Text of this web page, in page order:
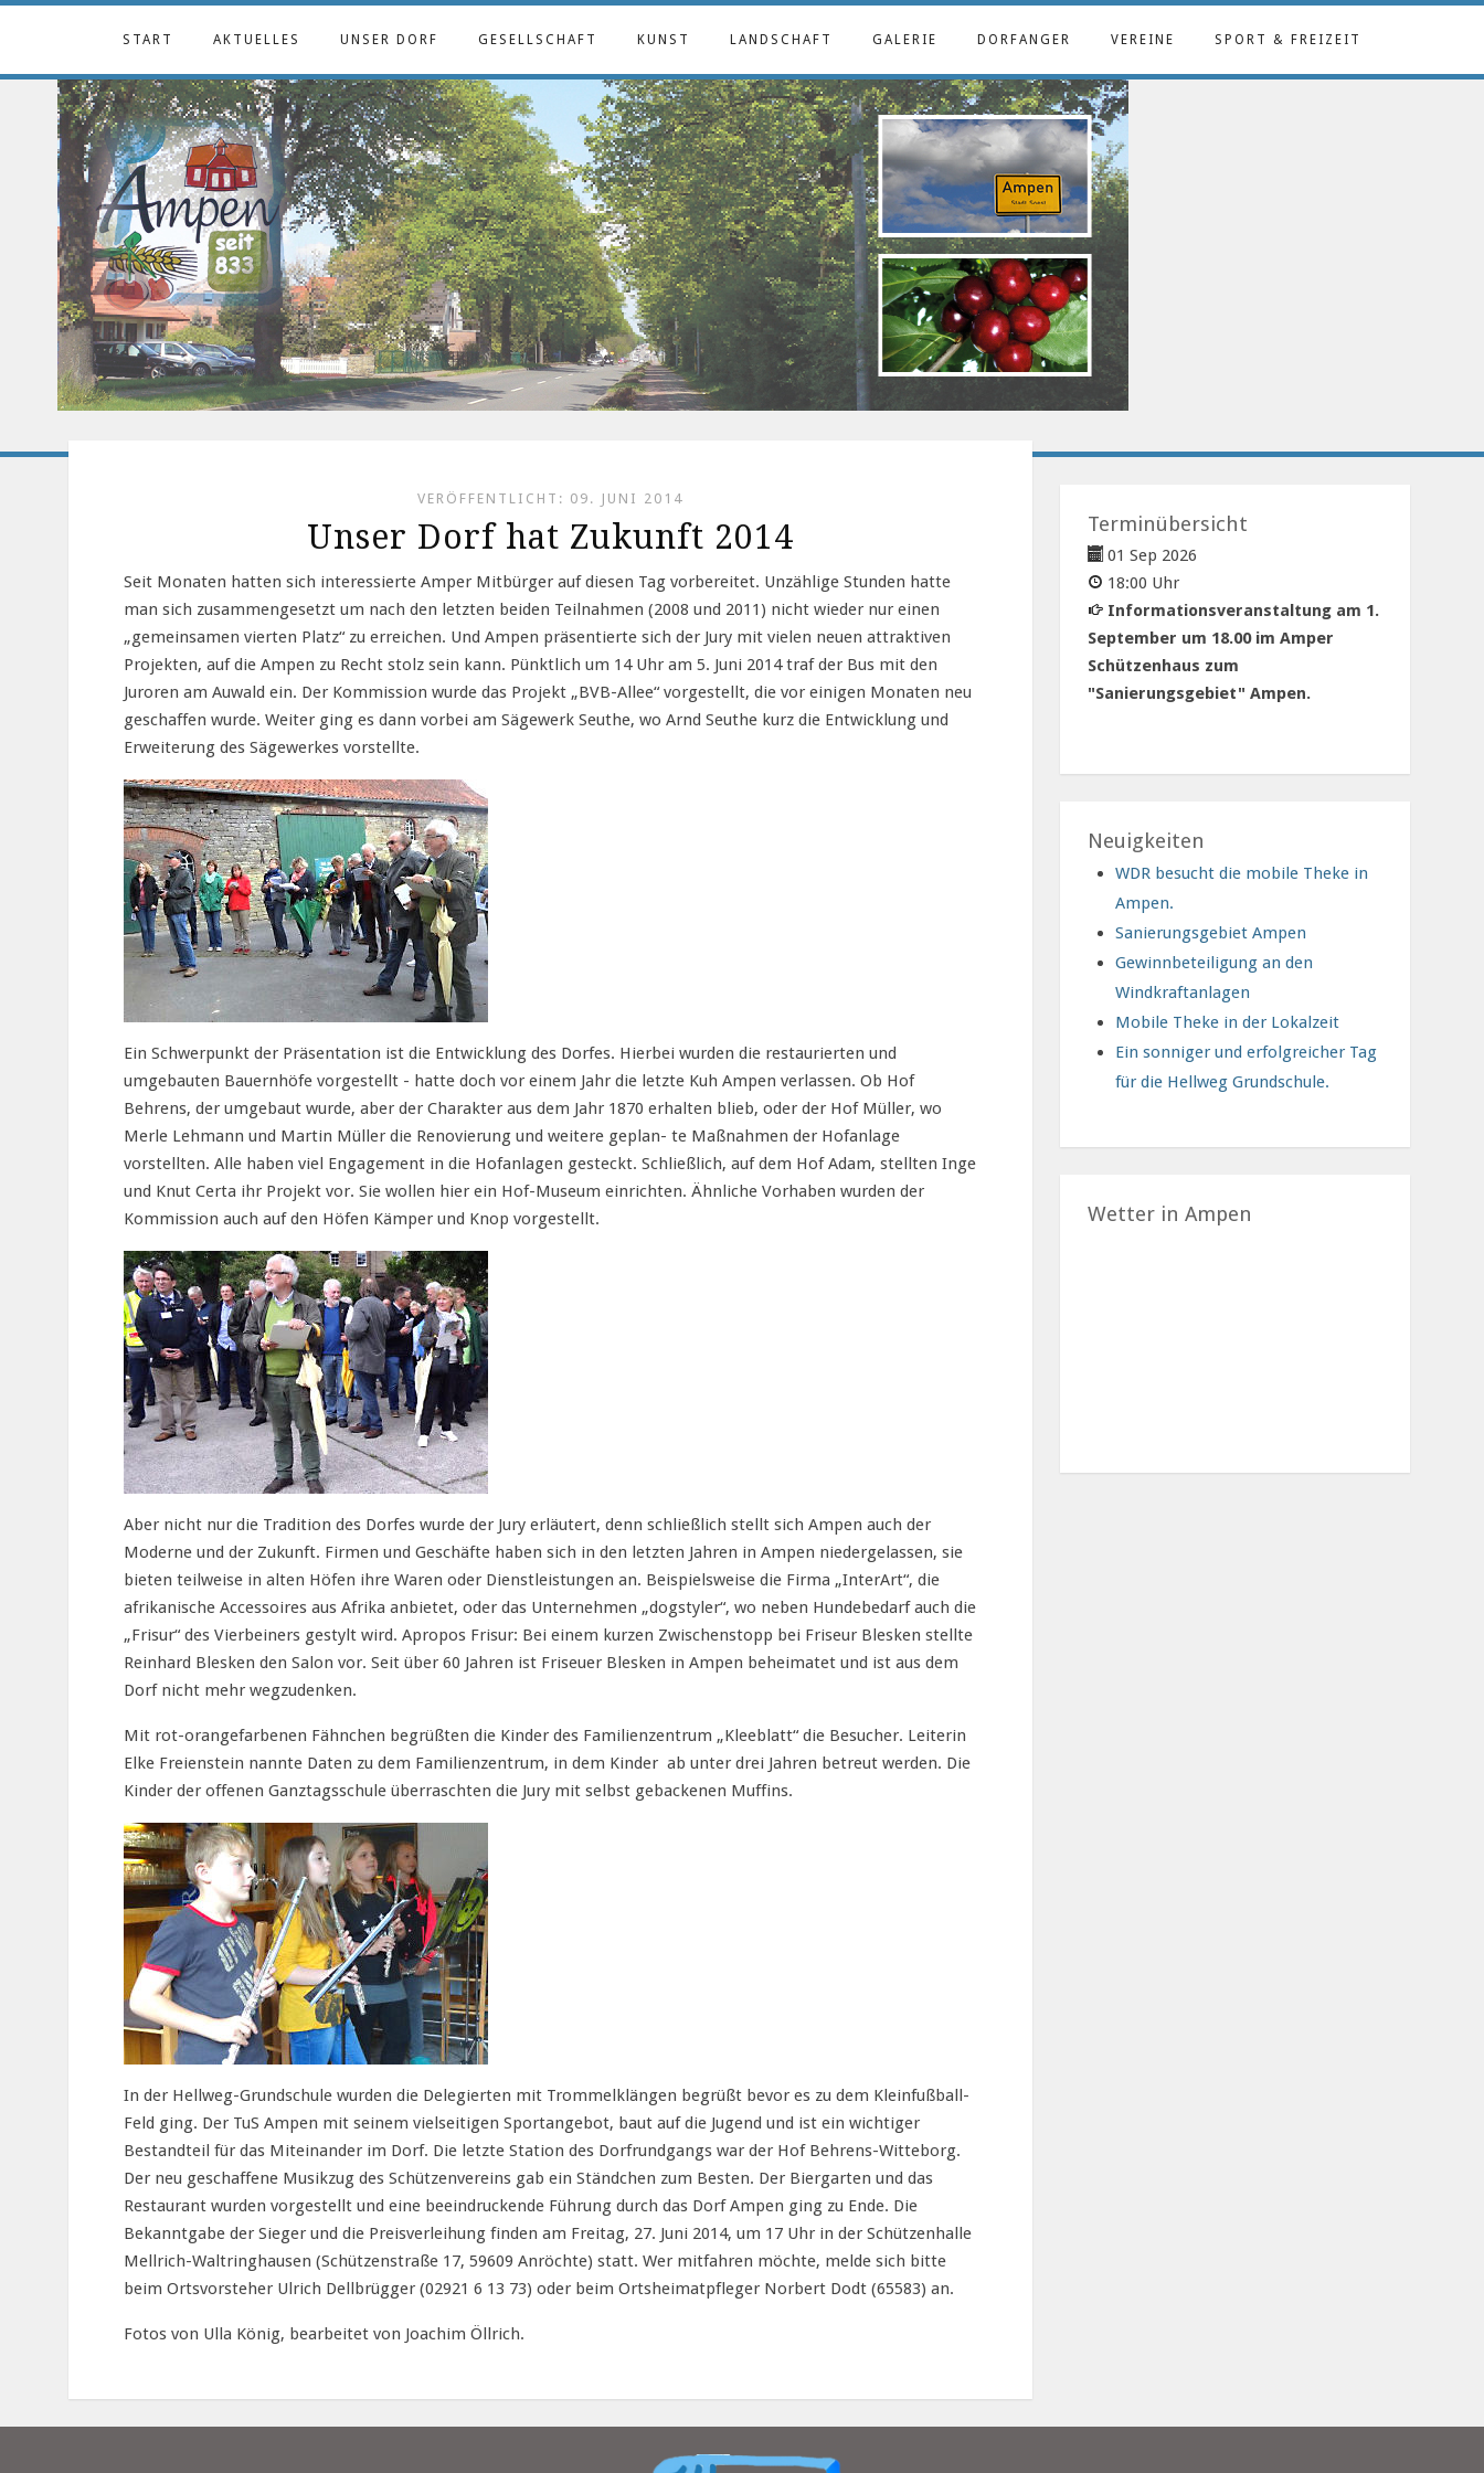
START AKTUELLES UNSER DORF GESELLSCHAFT KUNST LANDSCHAFT GALERIE DORFANGER VEREINE SPORT & FREIZEIT
Terminübersicht
01 Sep 2026
18:00 Uhr
Informationsveranstaltung am 1.
September um 18.00 im Amper
Schützenhaus zum
"Sanierungsgebiet" Ampen.
Neuigkeiten
WDR besucht die mobile Theke in
Ampen.
Sanierungsgebiet Ampen
Gewinnbeteiligung an den
Windkraftanlagen
Mobile Theke in der Lokalzeit
Ein sonniger und erfolgreicher Tag
für die Hellweg Grundschule.
Wetter in Ampen
VERÖFFENTLICHT: 09. JUNI 2014
Unser Dorf hat Zukunft 2014
Seit Monaten hatten sich interessierte Amper Mitbürger auf diesen Tag vorbereitet. Unzählige Stunden hatte
man sich zusammengesetzt um nach den letzten beiden Teilnahmen (2008 und 2011) nicht wieder nur einen
„gemeinsamen vierten Platz“ zu erreichen. Und Ampen präsentierte sich der Jury mit vielen neuen attraktiven
Projekten, auf die Ampen zu Recht stolz sein kann. Pünktlich um 14 Uhr am 5. Juni 2014 traf der Bus mit den
Juroren am Auwald ein. Der Kommission wurde das Projekt „BVB-Allee“ vorgestellt, die vor einigen Monaten neu
geschaffen wurde. Weiter ging es dann vorbei am Sägewerk Seuthe, wo Arnd Seuthe kurz die Entwicklung und
Erweiterung des Sägewerkes vorstellte.
Ein Schwerpunkt der Präsentation ist die Entwicklung des Dorfes. Hierbei wurden die restaurierten und
umgebauten Bauernhöfe vorgestellt - hatte doch vor einem Jahr die letzte Kuh Ampen verlassen. Ob Hof
Behrens, der umgebaut wurde, aber der Charakter aus dem Jahr 1870 erhalten blieb, oder der Hof Müller, wo
Merle Lehmann und Martin Müller die Renovierung und weitere geplan- te Maßnahmen der Hofanlage
vorstellten. Alle haben viel Engagement in die Hofanlagen gesteckt. Schließlich, auf dem Hof Adam, stellten Inge
und Knut Certa ihr Projekt vor. Sie wollen hier ein Hof-Museum einrichten. Ähnliche Vorhaben wurden der
Kommission auch auf den Höfen Kämper und Knop vorgestellt.
Aber nicht nur die Tradition des Dorfes wurde der Jury erläutert, denn schließlich stellt sich Ampen auch der
Moderne und der Zukunft. Firmen und Geschäfte haben sich in den letzten Jahren in Ampen niedergelassen, sie
bieten teilweise in alten Höfen ihre Waren oder Dienstleistungen an. Beispielsweise die Firma „InterArt“, die
afrikanische Accessoires aus Afrika anbietet, oder das Unternehmen „dogstyler“, wo neben Hundebedarf auch die
„Frisur“ des Vierbeiners gestylt wird. Apropos Frisur: Bei einem kurzen Zwischenstopp bei Friseur Blesken stellte
Reinhard Blesken den Salon vor. Seit über 60 Jahren ist Friseuer Blesken in Ampen beheimatet und ist aus dem
Dorf nicht mehr wegzudenken.
Mit rot-orangefarbenen Fähnchen begrüßten die Kinder des Familienzentrum „Kleeblatt“ die Besucher. Leiterin
Elke Freienstein nannte Daten zu dem Familienzentrum, in dem Kinder ab unter drei Jahren betreut werden. Die
Kinder der offenen Ganztagsschule überraschten die Jury mit selbst gebackenen Muffins.
In der Hellweg-Grundschule wurden die Delegierten mit Trommelklängen begrüßt bevor es zu dem Kleinfußball-
Feld ging. Der TuS Ampen mit seinem vielseitigen Sportangebot, baut auf die Jugend und ist ein wichtiger
Bestandteil für das Miteinander im Dorf. Die letzte Station des Dorfrundgangs war der Hof Behrens-Witteborg.
Der neu geschaffene Musikzug des Schützenvereins gab ein Ständchen zum Besten. Der Biergarten und das
Restaurant wurden vorgestellt und eine beeindruckende Führung durch das Dorf Ampen ging zu Ende. Die
Bekanntgabe der Sieger und die Preisverleihung finden am Freitag, 27. Juni 2014, um 17 Uhr in der Schützenhalle
Mellrich-Waltringhausen (Schützenstraße 17, 59609 Anröchte) statt. Wer mitfahren möchte, melde sich bitte
beim Ortsvorsteher Ulrich Dellbrügger (02921 6 13 73) oder beim Ortsheimatpfleger Norbert Dodt (65583) an.
Fotos von Ulla König, bearbeitet von Joachim Öllrich.